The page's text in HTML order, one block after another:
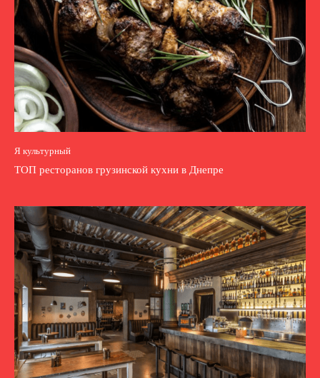
Я культурный
ТОП ресторанов грузинской кухни в Днепре